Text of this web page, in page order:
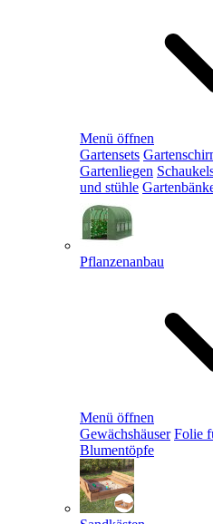
Menü öffnen
Gartensets
Gartenliegen
und stühle
Pflanzenanbau
Menü öffnen
Gewächshäuser Folie
Blumentöpfe